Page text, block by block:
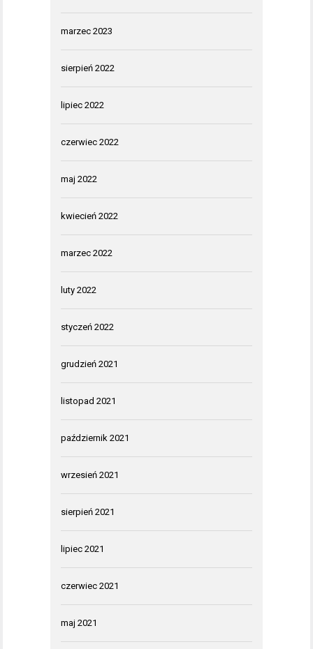
marzec 2023
sierpień 2022
lipiec 2022
czerwiec 2022
maj 2022
kwiecień 2022
marzec 2022
luty 2022
styczeń 2022
grudzień 2021
listopad 2021
październik 2021
wrzesień 2021
sierpień 2021
lipiec 2021
czerwiec 2021
maj 2021